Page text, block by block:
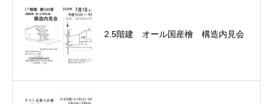
2.5階建 オール国産檜 構造内見会